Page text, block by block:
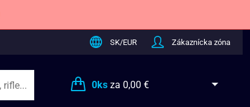
SK/EUR Zákaznícka zóna
0ksza 0,00 €